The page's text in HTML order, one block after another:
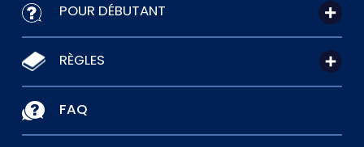
POUR DÉBUTANT
RÈGLES
FAQ